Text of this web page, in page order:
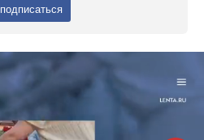
подписаться